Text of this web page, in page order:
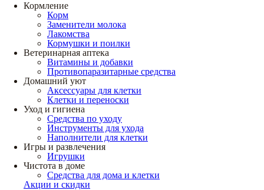
Кормление
Корм
Заменители молока
Лакомства
Кормушки и поилки
Ветеринарная аптека
Витамины и добавки
Противопаразитарные средства
Домашний уют
Аксессуары для клетки
Клетки и переноски
Уход и гигиена
Средства по уходу
Инструменты для ухода
Наполнители для клетки
Игры и развлечения
Игрушки
Чистота в доме
Средства для дома и клетки
Акции и скидки